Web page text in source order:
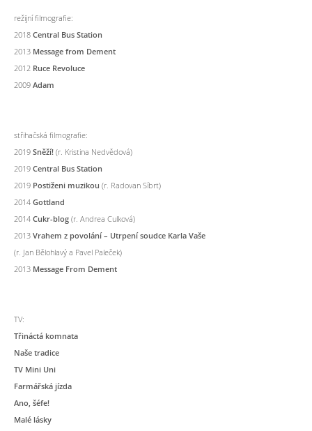
režijní filmografie:
2018 Central Bus Station
2013 Message from Dement
2012 Ruce Revoluce
2009 Adam
střihačská filmografie:
2019 Sněží! (r. Kristina Nedvědová)
2019 Central Bus Station
2019 Postiženi muzikou (r. Radovan Síbrt)
2014 Gottland
2014 Cukr-blog (r. Andrea Culková)
2013 Vrahem z povolání – Utrpení soudce Karla Vaše
(r. Jan Bělohlavý a Pavel Paleček)
2013 Message From Dement
TV:
Třináctá komnata
Naše tradice
TV Mini Uni
Farmářská jízda
Ano, šéfe!
Malé lásky